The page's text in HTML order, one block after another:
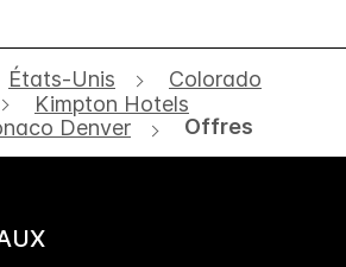
États-Unis
Colorado
Kimpton Hotels
Denver
Offres